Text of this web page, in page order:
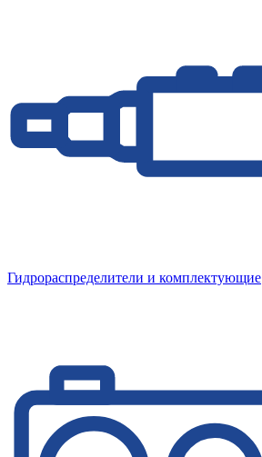
Гидрораспределители и комплектующие